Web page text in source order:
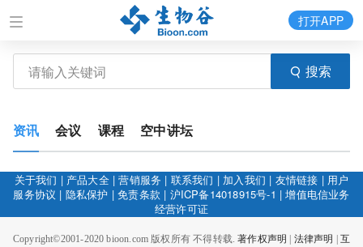
搜索
打开APP
资讯 会议 课程 空中讲坛
关于我们 | 产品大全|营销服务 | 联系我们 | 加入我们 | 友情链接 | 用户
服务协议 | 隐私保护 |免责条款 | 沪ICP备14018915号-1 |增值电信业务
经营许可证
Copyright©2001-2020 bioon.com 版权所有 不得转载.著作权声明 法律声明
互